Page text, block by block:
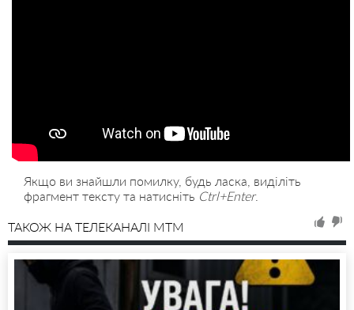
Якщо ви знайшли помилку, будь ласка, виділіть
фрагмент тексту та натисніть Ctrl+Enter.
ТАКОЖ НА ТЕЛЕКАНАЛІ MTM